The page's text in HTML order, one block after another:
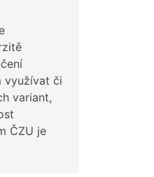
využívat či
variant,
ČZU je